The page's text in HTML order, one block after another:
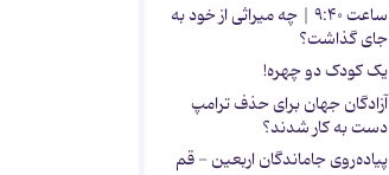
ساعت ۹:۴۰ | چه میراثی از خود به
جای گذاشت؟
یک کودک دو چهره!
آزادگان جهان برای حذف ترامپ
دست به کار شدند؟
پیاده‌روی جاماندگان اربعین - قم